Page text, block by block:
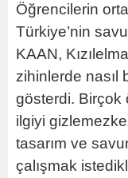
Öğrencilerin
Türkiye’nin
KAAN,
zihinlerde nasıl
gösterdi. Birçok
ilgiyi
tasarım ve
çalışmak